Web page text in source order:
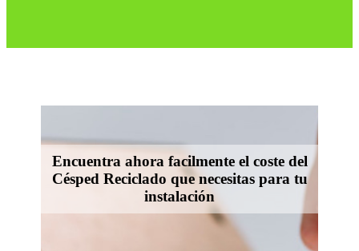
Encuentra ahora facilmente el coste del
Césped Reciclado que necesitas para tu
instalación